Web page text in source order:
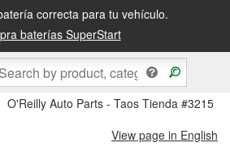
correcta para tu vehículo.
baterías SuperStart
al día siguiente o recógela en la tienda
O'Reilly Auto Parts - Taos Tienda #3215
View page in English